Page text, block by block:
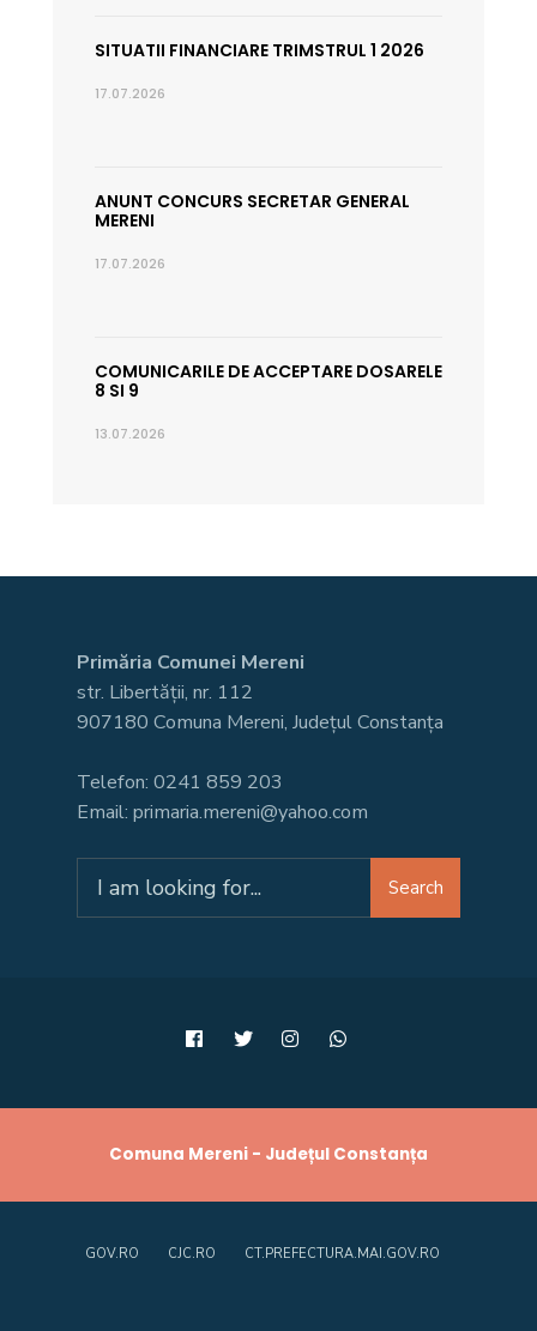
SITUATII FINANCIARE TRIMSTRUL 1 2026
17.07.2026
ANUNT CONCURS SECRETAR GENERAL
MERENI
17.07.2026
COMUNICARILE DE ACCEPTARE DOSARELE
8 SI 9
13.07.2026
Primăria Comunei Mereni
str. Libertății, nr. 112
907180 Comuna Mereni, Județul Constanța
Telefon: 0241 859 203
Email: primaria.mereni@yahoo.com
for:
Search
Comuna Mereni - Județul Constanța
GOV.RO CJC.RO CT.PREFECTURA.MAI.GOV.RO